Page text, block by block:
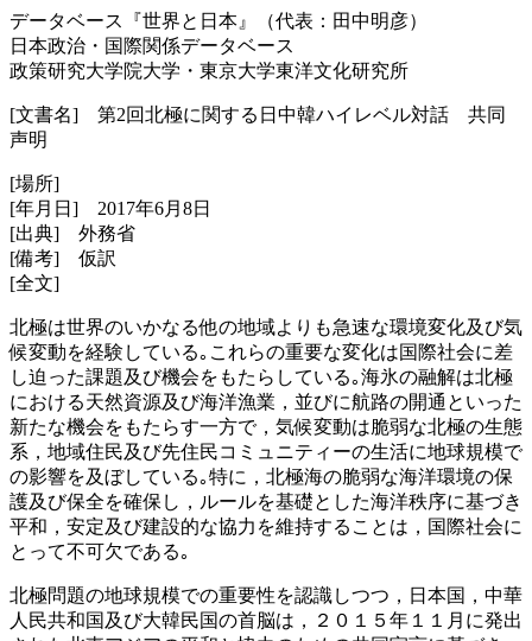
データベース『世界と日本』（代表：田中明彦）
日本政治・国際関係データベース
政策研究大学院大学・東京大学東洋文化研究所
[文書名] 第2回北極に関する日中韓ハイレベル対話 共同
声明
[場所]
[年月日] 2017年6月8日
[出典] 外務省
[備考] 仮訳
[全文]
北極は世界のいかなる他の地域よりも急速な環境変化及び気
候変動を経験している｡これらの重要な変化は国際社会に差
し迫った課題及び機会をもたらしている｡海氷の融解は北極
における天然資源及び海洋漁業，並びに航路の開通といった
新たな機会をもたらす一方で，気候変動は脆弱な北極の生態
系，地域住民及び先住民コミュニティーの生活に地球規模で
の影響を及ぼしている｡特に，北極海の脆弱な海洋環境の保
護及び保全を確保し，ルールを基礎とした海洋秩序に基づき
平和，安定及び建設的な協力を維持することは，国際社会に
とって不可欠である｡
北極問題の地球規模での重要性を認識しつつ，日本国，中華
人民共和国及び大韓民国の首脳は，２０１５年１１月に発出